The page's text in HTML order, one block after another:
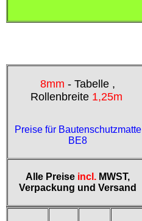
8mm - Tabelle ,
Rollenbreite 1,25m
Preise für Bautenschutzmatte
BE8
Alle Preise incl. MWST,
Verpackung und Versand